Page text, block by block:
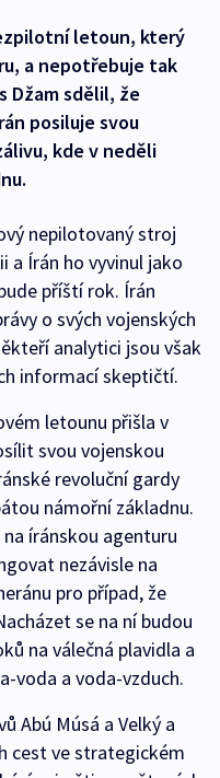
letoun, který
a nepotřebuje tak
Džam sdělil, že
posiluje svou
kde v neděli
nepilotovaný stroj
a Írán ho vyvinul jako
příští rok. Írán
o svých vojenských
analytici jsou však
informací skeptičtí.
letounu přišla v
svou vojenskou
revoluční gardy
námořní základnu.
íránskou agenturu
nezávisle na
pro případ, že
se na ní budou
na válečná plavidla a
voda a voda-vzduch.
Abú Músá a Velký a
cest ve strategickém